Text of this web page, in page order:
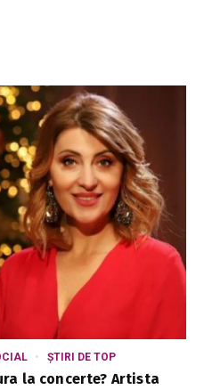
ȘTIRI DE TOP
la concerte? Artista